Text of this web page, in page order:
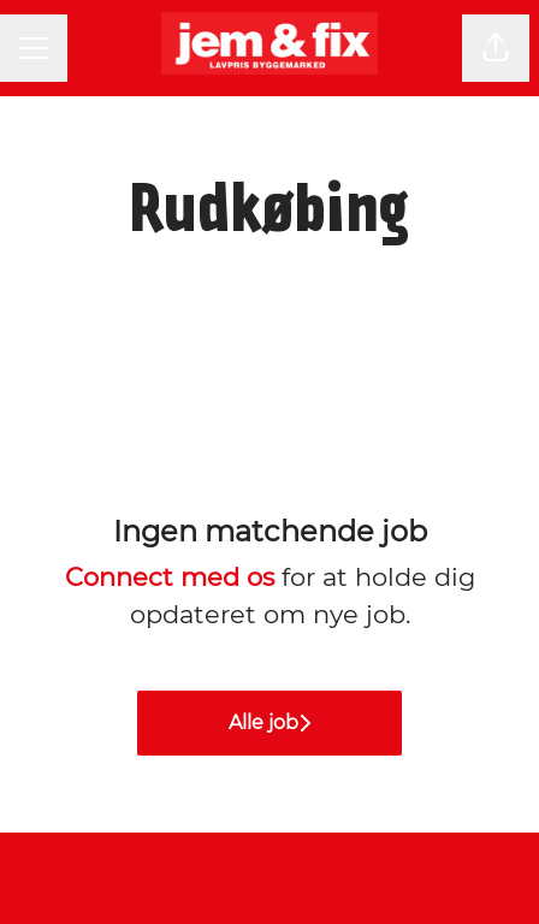
Rudkøbing
Ingen matchende job
Connect med osfor at holde dig
opdateret om nye job.
Alle job